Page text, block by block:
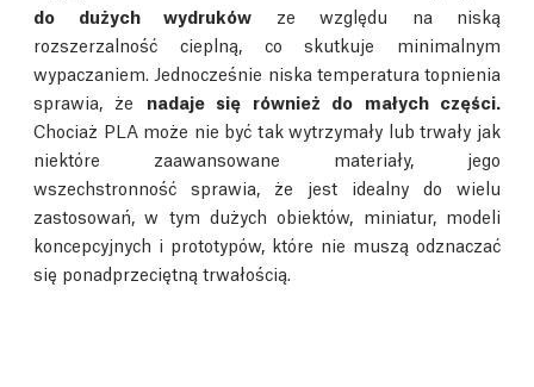
do dużych wydruków ze względu na niską
rozszerzalność cieplną, co skutkuje minimalnym
wypaczaniem. Jednocześnie niska temperatura topnienia
sprawia, że nadaje się również do małych części.
Chociaż PLA może nie być tak wytrzymały lub trwały jak
niektóre zaawansowane materiały, jego
wszechstronność sprawia, że jest idealny do wielu
zastosowań, w tym dużych obiektów, miniatur, modeli
koncepcyjnych i prototypów, które nie muszą odznaczać
się ponadprzeciętną trwałością.